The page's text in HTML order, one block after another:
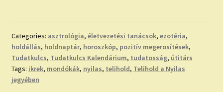
Categories: asztrológia, életvezetési tanácsok, ezotéria,
holdállás, holdnaptár, horoszkóp, pozitív megerosítések,
Tudatkulcs, Tudatkulcs Kalendárium, tudatosság, útitárs
Tags: ikrek, mondókák, nyilas, telihold, Telihold a Nyilas
jegyében